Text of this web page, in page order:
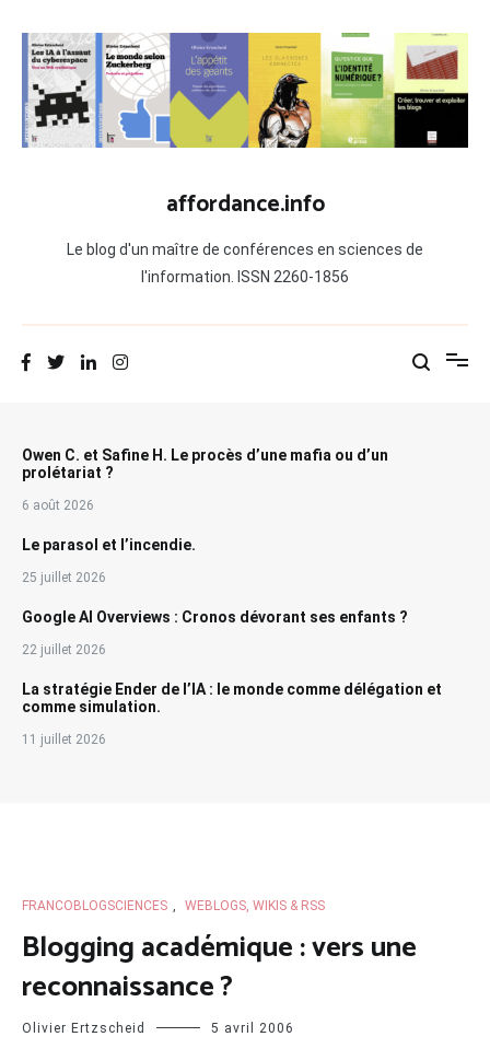
contenu
affordance.info
Le blog d'un maître de conférences en sciences de
l'information. ISSN 2260-1856
Owen C. et Safine H. Le procès d’une mafia ou d’un
prolétariat ?
6 août 2026
Le parasol et l’incendie.
25 juillet 2026
Google AI Overviews : Cronos dévorant ses enfants ?
22 juillet 2026
La stratégie Ender de l’IA : le monde comme délégation et
comme simulation.
11 juillet 2026
FRANCOBLOGSCIENCES WEBLOGS, WIKIS & RSS
Blogging académique : vers une
reconnaissance ?
Olivier Ertzscheid 5 avril 2006